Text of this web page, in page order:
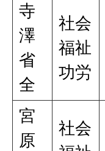
寺
澤
省
全
社会
福祉
功労
宮
原
社会